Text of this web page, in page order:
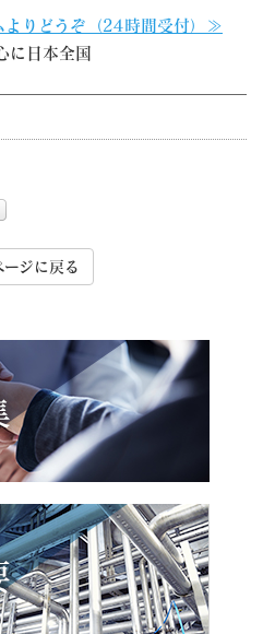
よりどうぞ（24時間受付）≫
に日本全国
ジに戻る